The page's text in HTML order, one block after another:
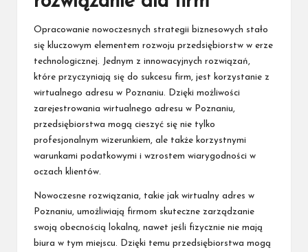
Opracowanie nowoczesnych strategii biznesowych stało
się kluczowym elementem rozwoju przedsiębiorstw w erze
technologicznej. Jednym z innowacyjnych rozwiązań,
które przyczyniają się do sukcesu firm, jest korzystanie z
wirtualnego adresu w Poznaniu. Dzięki możliwości
zarejestrowania wirtualnego adresu w Poznaniu,
przedsiębiorstwa mogą cieszyć się nie tylko
profesjonalnym wizerunkiem, ale także korzystnymi
warunkami podatkowymi i wzrostem wiarygodności w
oczach klientów.
Nowoczesne rozwiązania, takie jak wirtualny adres w
Poznaniu, umożliwiają firmom skuteczne zarządzanie
swoją obecnością lokalną, nawet jeśli fizycznie nie mają
biura w tym miejscu. Dzięki temu przedsiębiorstwa mogą